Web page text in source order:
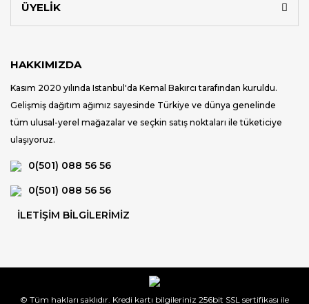
ÜYELİK
HAKKIMIZDA
Kasım 2020 yılında Istanbul'da Kemal Bakırcı tarafından kuruldu.
Gelişmiş dağıtım ağımız sayesinde Türkiye ve dünya genelinde
tüm ulusal-yerel mağazalar ve seçkin satış noktaları ile tüketiciye
ulaşıyoruz.
0(501) 088 56 56
0(501) 088 56 56
İLETİŞİM BİLGİLERİMİZ
© Tüm hakları saklıdır. Kredi kartı bilgileriniz 256bit SSL sertifikası ile